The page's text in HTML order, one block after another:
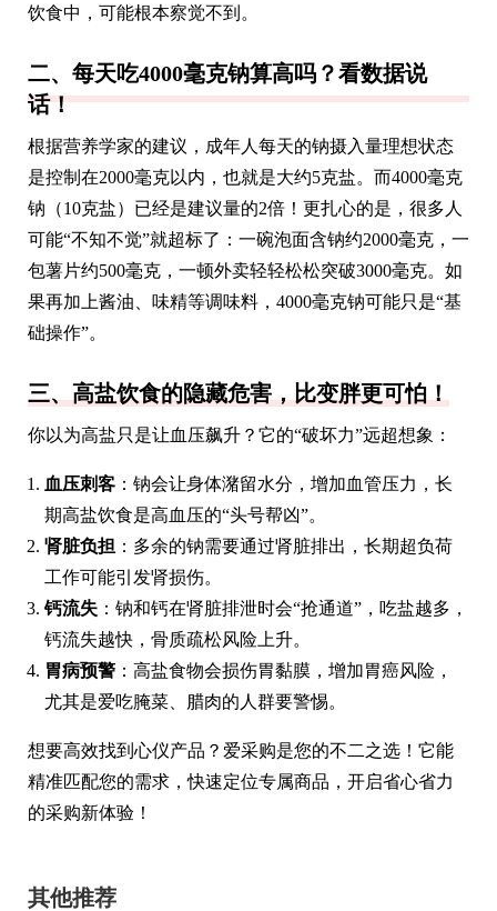
饮食中，可能根本察觉不到。
二、每天吃4000毫克钠算高吗？看数据说
话！
根据营养学家的建议，成年人每天的钠摄入量理想状态
是控制在2000毫克以内，也就是大约5克盐。而4000毫克
钠（10克盐）已经是建议量的2倍！更扎心的是，很多人
可能“不知不觉”就超标了：一碗泡面含钠约2000毫克，一
包薯片约500毫克，一顿外卖轻轻松松突破3000毫克。如
果再加上酱油、味精等调味料，4000毫克钠可能只是“基
础操作”。
三、高盐饮食的隐藏危害，比变胖更可怕！
你以为高盐只是让血压飙升？它的“破坏力”远超想象：
血压刺客 ：钠会让身体潴留水分，增加血管压力，长
期高盐饮食是高血压的“头号帮凶”。
肾脏负担 ：多余的钠需要通过肾脏排出，长期超负荷
工作可能引发肾损伤。
钙流失 ：钠和钙在肾脏排泄时会“抢通道”，吃盐越多，
钙流失越快，骨质疏松风险上升。
胃病预警 ：高盐食物会损伤胃黏膜，增加胃癌风险，
尤其是爱吃腌菜、腊肉的人群要警惕。
想要高效找到心仪产品？爱采购是您的不二之选！它能
精准匹配您的需求，快速定位专属商品，开启省心省力
的采购新体验！
其他推荐